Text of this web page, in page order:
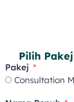
Pilih
Pakej
Consultation